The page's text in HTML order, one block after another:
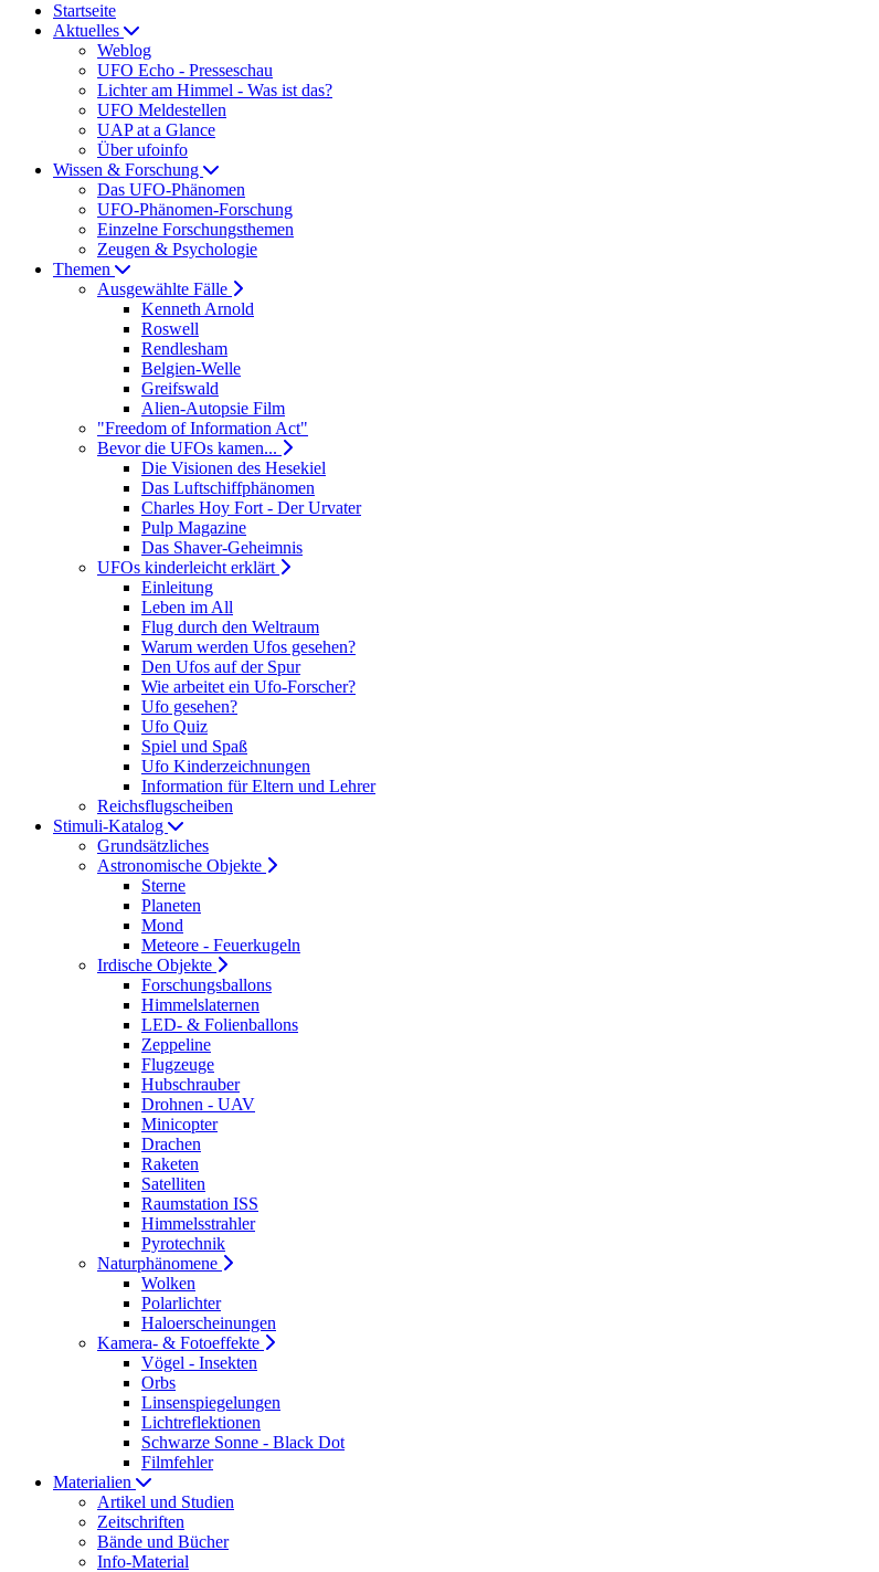
Startseite
Aktuelles
Weblog
UFO Echo - Presseschau
Lichter am Himmel - Was ist das?
UFO Meldestellen
UAP at a Glance
Über ufoinfo
Wissen & Forschung
Das UFO-Phänomen
UFO-Phänomen-Forschung
Einzelne Forschungsthemen
Zeugen & Psychologie
Themen
Ausgewählte Fälle
Kenneth Arnold
Roswell
Rendlesham
Belgien-Welle
Greifswald
Alien-Autopsie Film
"Freedom of Information Act"
Bevor die UFOs kamen...
Die Visionen des Hesekiel
Das Luftschiffphänomen
Charles Hoy Fort - Der Urvater
Pulp Magazine
Das Shaver-Geheimnis
UFOs kinderleicht erklärt
Einleitung
Leben im All
Flug durch den Weltraum
Warum werden Ufos gesehen?
Den Ufos auf der Spur
Wie arbeitet ein Ufo-Forscher?
Ufo gesehen?
Ufo Quiz
Spiel und Spaß
Ufo Kinderzeichnungen
Information für Eltern und Lehrer
Reichsflugscheiben
Stimuli-Katalog
Grundsätzliches
Astronomische Objekte
Sterne
Planeten
Mond
Meteore - Feuerkugeln
Irdische Objekte
Forschungsballons
Himmelslaternen
LED- & Folienballons
Zeppeline
Flugzeuge
Hubschrauber
Drohnen - UAV
Minicopter
Drachen
Raketen
Satelliten
Raumstation ISS
Himmelsstrahler
Pyrotechnik
Naturphänomene
Wolken
Polarlichter
Haloerscheinungen
Kamera- & Fotoeffekte
Vögel - Insekten
Orbs
Linsenspiegelungen
Lichtreflektionen
Schwarze Sonne - Black Dot
Filmfehler
Materialien
Artikel und Studien
Zeitschriften
Bände und Bücher
Info-Material